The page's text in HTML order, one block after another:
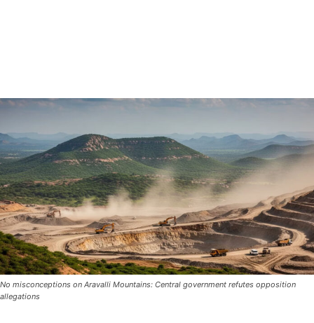
No misconceptions on Aravalli Mountains: Central government refutes opposition
allegations